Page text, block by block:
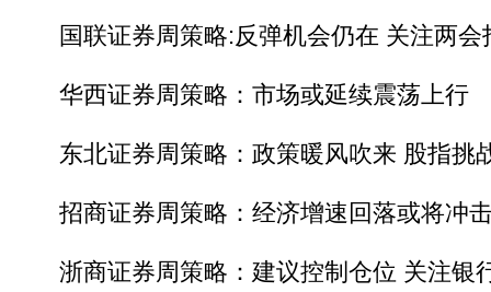
国联证券周策略:反弹机会仍在 关注两会
华西证券周策略：市场或延续震荡上行
东北证券周策略：政策暖风吹来 股指挑
招商证券周策略：经济增速回落或将冲
浙商证券周策略：建议控制仓位 关注银